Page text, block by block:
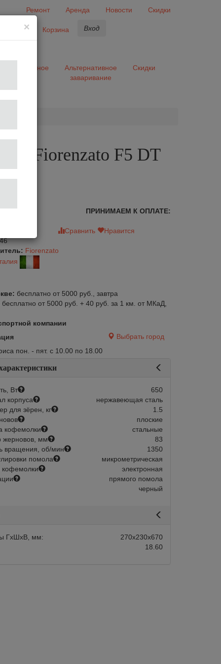
Ремонт Аренда Новости
Скидки
Корзина Вход
Разное
Альтернативное
заваривание
Скидки
Сравнить Нравится
Fiorenzato F5 DT
ПРИНИМАЕМ К ОПЛАТЕ:
Сравнить
Нравится
Fiorenzato
бесплатно от 5000 руб., завтра
бесплатно от 5000 руб. + 40 руб. за 1 км. от МКаД,
компании
Выбрать город
пон. - пят. с 10.00 по 18.00
Вт
650
корпуса
нержавеющая сталь
для зёрен, кг
1.5
плоские
кофемолки
стальные
жерновов, мм
83
вращения, об/мин
1350
помола
микрометрическая
кофемолки
электронная
прямого помола
черный
ГхШхВ, мм:
270х230х670
18.60
×